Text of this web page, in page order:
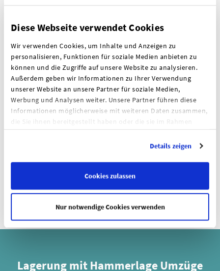
Diese Webseite verwendet Cookies
Wir verwenden Cookies, um Inhalte und Anzeigen zu
personalisieren, Funktionen für soziale Medien anbieten zu
können und die Zugriffe auf unsere Website zu analysieren.
Außerdem geben wir Informationen zu Ihrer Verwendung
unserer Website an unsere Partner für soziale Medien,
Werbung und Analysen weiter. Unsere Partner führen diese
Informationen möglicherweise mit weiteren Daten zusammen,
die Sie ihnen bereitgestellt haben oder die sie im Rahmen
Ihrer Nutzung der Dienste gesammelt haben.
Details zeigen
Cookies zulassen
Nur notwendige Cookies verwenden
Wir sind Mitglied in einem regionalen Fachverband des
e.V.
Lagerung mit Hammerlage Umzüge